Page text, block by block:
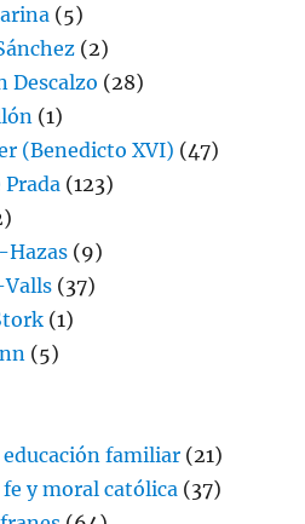
(5)
(2)
Descalzo (28)
(1)
(Benedicto XVI) (47)
(123)
Hazas (9)
Valls (37)
(1)
(5)
educación familiar (21)
fe y moral católica (37)